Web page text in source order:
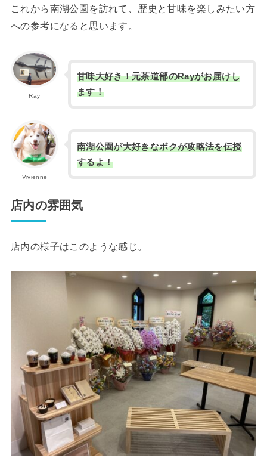
これから南湖公園を訪れて、歴史と甘味を楽しみたい方
への参考になると思います。
Ray
甘味大好き！元茶道部のRayがお届けし
ます！
Vivienne
南湖公園が大好きなボクが攻略法を伝授
するよ！
店内の雰囲気
店内の様子はこのような感じ。